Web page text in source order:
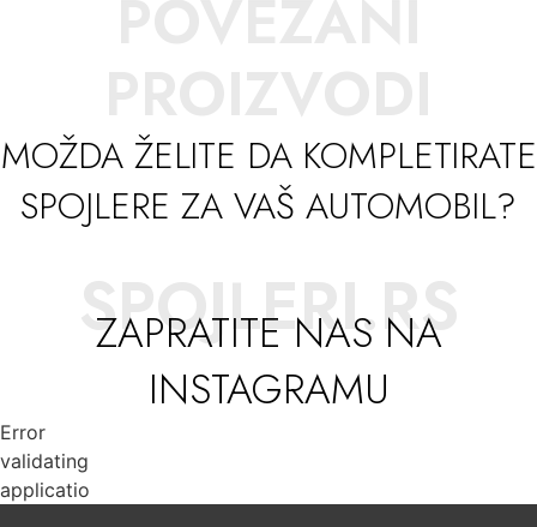
MOŽDA ŽELITE DA KOMPLETIRATE
SPOJLERE ZA VAŠ AUTOMOBIL?
SPOJLERI.RS
ZAPRATITE NAS NA
INSTAGRAMU
Error
validating
application